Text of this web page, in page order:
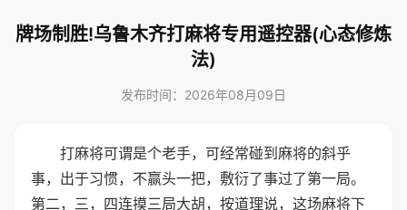
牌场制胜!乌鲁木齐打麻将专用遥控器(心态修炼
法)
发布时间：2026年08月09日
打麻将可谓是个老手，可经常碰到麻将的斜乎
事，出于习惯，不赢头一把，敷衍了事过了第一局。
第二，三，四连摸三局大胡，按道理说，这场麻将下